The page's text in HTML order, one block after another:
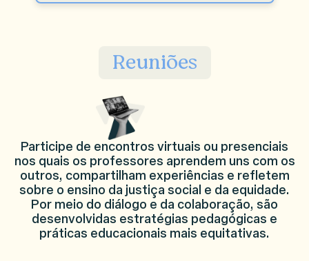
Reuniões
Participe de encontros virtuais ou presenciais
nos quais os professores aprendem uns com os
outros, compartilham experiências e refletem
sobre o ensino da justiça social e da equidade.
Por meio do diálogo e da colaboração, são
desenvolvidas estratégias pedagógicas e
práticas educacionais mais equitativas.